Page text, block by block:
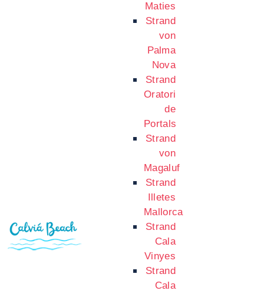
Maties
Strand
von
Palma
Nova
Strand
Oratori
de
Portals
Strand
von
Magaluf
Strand
Illetes
Mallorca
Strand
Cala
Vinyes
Strand
Cala